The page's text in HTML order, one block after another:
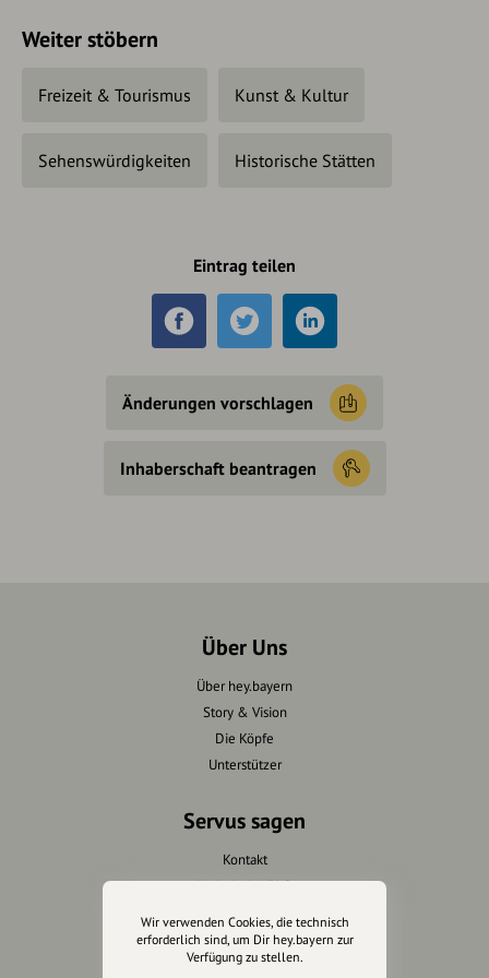
Weiter stöbern
Freizeit & Tourismus Kunst & Kultur
Sehenswürdigkeiten Historische Stätten
Eintrag teilen
Änderungen vorschlagen
Inhaberschaft beantragen
Über Uns
Über hey.bayern
Story & Vision
Die Köpfe
Unterstützer
Servus sagen
Kontakt
Helpdesk / FAQ
Unterstütze uns
Wir verwenden Cookies, die technisch
erforderlich sind, um Dir hey.bayern zur
Verfügung zu stellen.